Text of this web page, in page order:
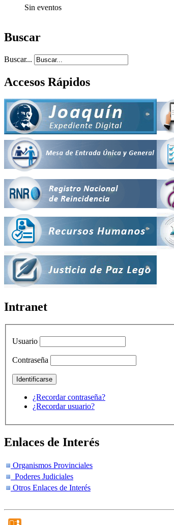
Sin eventos
Buscar
Buscar...
Accesos Rápidos
Intranet
Usuario
Contraseña
¿Recordar contraseña?
¿Recordar usuario?
Enlaces de Interés
Organismos Provinciales
Poderes Judiciales
Otros Enlaces de Interés